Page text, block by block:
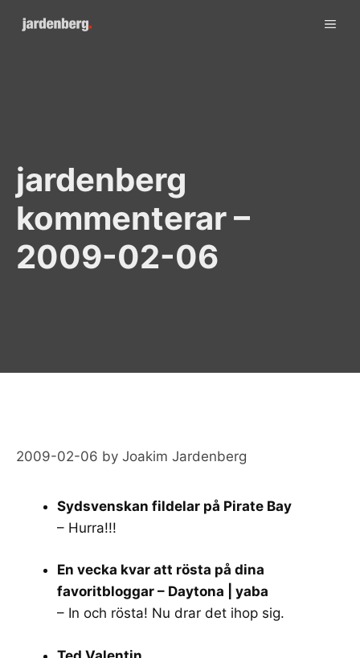
jardenberg
kommenterar –
2009-02-06
2009-02-06 by Joakim Jardenberg
Sydsvenskan fildelar på Pirate Bay
– Hurra!!!
En vecka kvar att rösta på dina
favoritbloggar – Daytona | yaba
– In och rösta! Nu drar det ihop sig.